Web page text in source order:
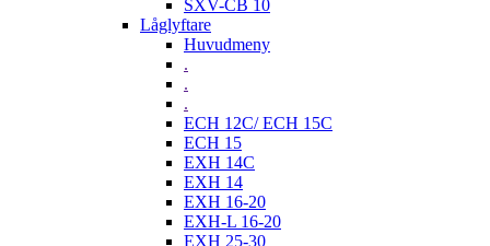
SXV-CB 10
Låglyftare
Huvudmeny
.
.
.
ECH 12C/ ECH 15C
ECH 15
EXH 14C
EXH 14
EXH 16-20
EXH-L 16-20
EXH 25-30